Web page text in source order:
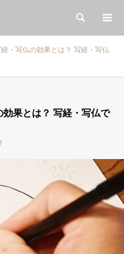
検索
経・写仏の効果とは？ 写経・写仏
効果とは？ 写経・写仏で